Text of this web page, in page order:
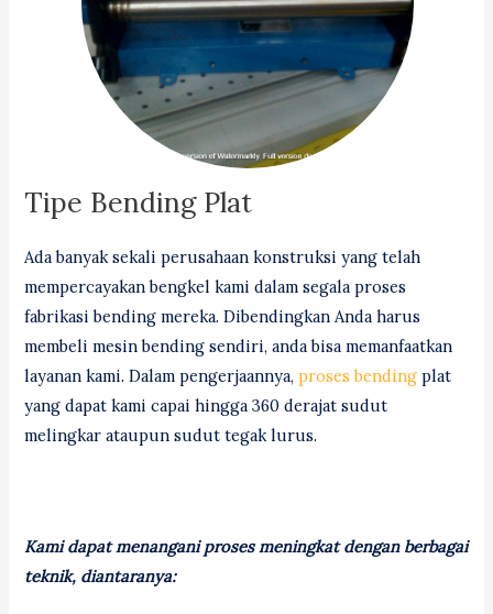
Tipe Bending Plat
Ada banyak sekali perusahaan konstruksi yang telah
mempercayakan bengkel kami dalam segala proses
fabrikasi bending mereka. Dibendingkan Anda harus
membeli mesin bending sendiri, anda bisa memanfaatkan
layanan kami. Dalam pengerjaannya,proses bending plat
yang dapat kami capai hingga 360 derajat sudut
melingkar ataupun sudut tegak lurus.
Kami dapat menangani proses meningkat dengan berbagai
teknik, diantaranya: